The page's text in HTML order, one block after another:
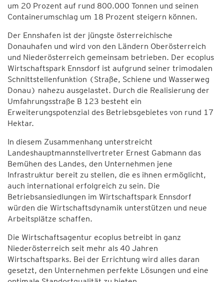
um 20 Prozent auf rund 800.000 Tonnen und seinen
Containerumschlag um 18 Prozent steigern können.
Der Ennshafen ist der jüngste österreichische
Donauhafen und wird von den Ländern Oberösterreich
und Niederösterreich gemeinsam betrieben. Der ecoplus
Wirtschaftspark Ennsdorf ist aufgrund seiner trimodalen
Schnittstellenfunktion (Straße, Schiene und Wasserweg
Donau) nahezu ausgelastet. Durch die Realisierung der
Umfahrungsstraße B 123 besteht ein
Erweiterungspotenzial des Betriebsgebietes von rund 17
Hektar.
In diesem Zusammenhang unterstreicht
Landeshauptmannstellvertreter Ernest Gabmann das
Bemühen des Landes, den Unternehmen jene
Infrastruktur bereit zu stellen, die es ihnen ermöglicht,
auch international erfolgreich zu sein. Die
Betriebsansiedlungen im Wirtschaftspark Ennsdorf
würden die Wirtschaftsdynamik unterstützen und neue
Arbeitsplätze schaffen.
Die Wirtschaftsagentur ecoplus betreibt in ganz
Niederösterreich seit mehr als 40 Jahren
Wirtschaftsparks. Bei der Errichtung wird alles daran
gesetzt, den Unternehmen perfekte Lösungen und eine